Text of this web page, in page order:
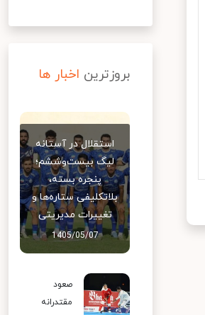
بروزترین اخبار ها
استقلال در آستانه
لیگ بیست‌وششم؛
پنجره بسته،
بلاتکلیفی ستاره‌ها و
تغییرات مدیریتی
1405/05/07
صعود
مقتدرانه